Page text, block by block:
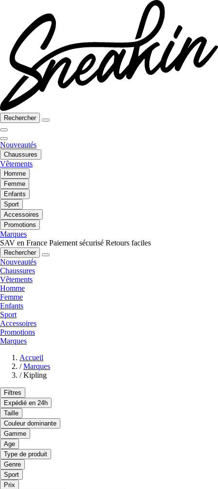
Rechercher
Nouveautés
Chaussures
Vêtements
Homme
Femme
Enfants
Sport
Accessoires
Promotions
Marques
SAV en France Paiement sécurisé Retours faciles
Rechercher
Nouveautés
Chaussures
Vêtements
Homme
Femme
Enfants
Sport
Accessoires
Promotions
Marques
Accueil
/ Marques
/ Kipling
Filtres
Expédié en 24h
Taille
Couleur dominante
Gamme
Age
Type de produit
Genre
Sport
Prix